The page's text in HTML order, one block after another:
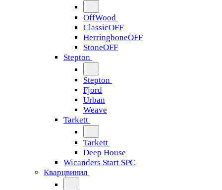
OffWood
ClassicOFF
HerringboneOFF
StoneOFF
Stepton
Stepton
Fjord
Urban
Weave
Tarkett
Tarkett
Deep House
Wicanders Start SPC
Кварцвинил